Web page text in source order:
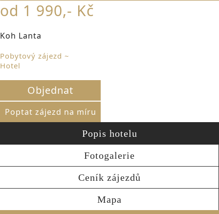
od 1 990,- Kč
Koh Lanta
Pobytový zájezd ~
Hotel
Objednat
Poptat zájezd na míru
Popis hotelu
Fotogalerie
Ceník zájezdů
Mapa